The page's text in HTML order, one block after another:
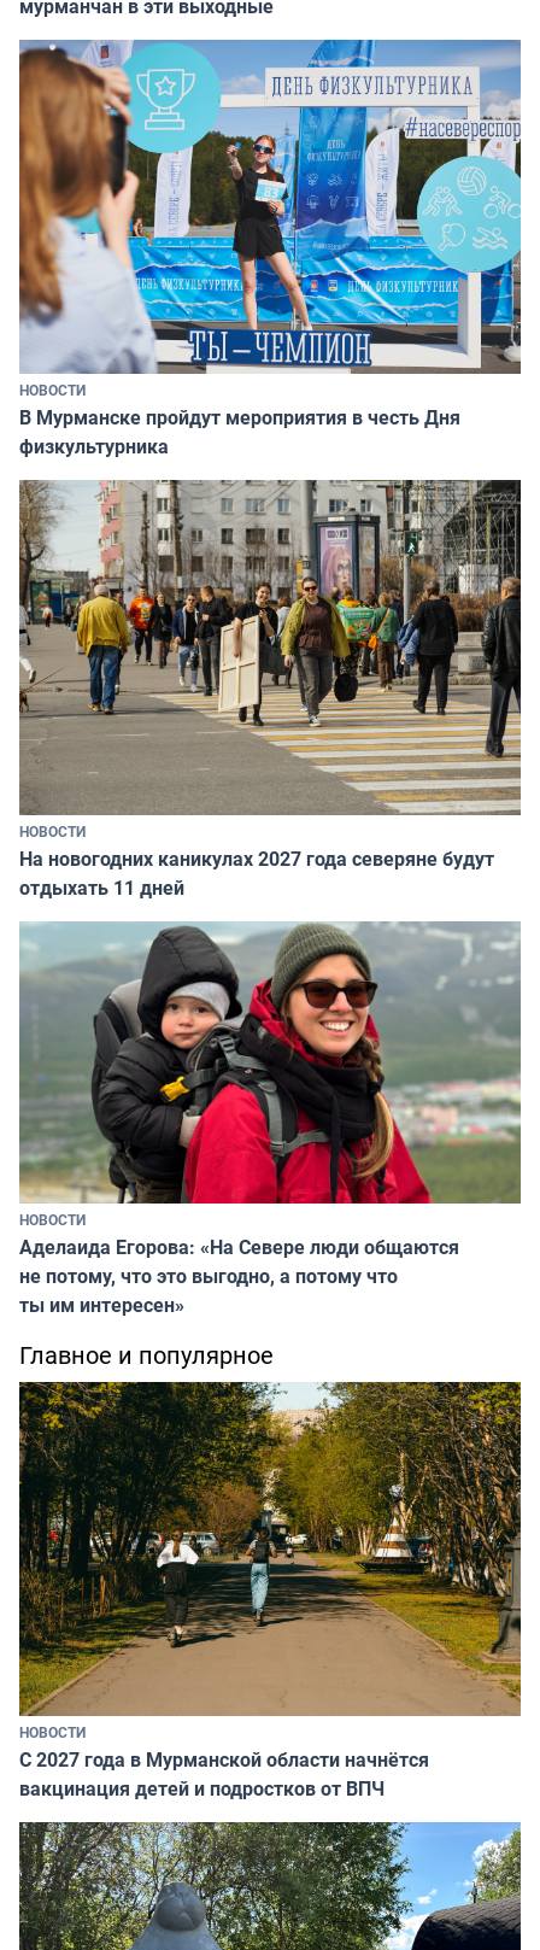
мурманчан в эти выходные
НОВОСТИ
В Мурманске пройдут мероприятия в честь Дня
физкультурника
НОВОСТИ
На новогодних каникулах 2027 года северяне будут
отдыхать 11 дней
НОВОСТИ
Аделаида Егорова: «На Севере люди общаются
не потому, что это выгодно, а потому что
ты им интересен»
Главное и популярное
НОВОСТИ
С 2027 года в Мурманской области начнётся
вакцинация детей и подростков от ВПЧ